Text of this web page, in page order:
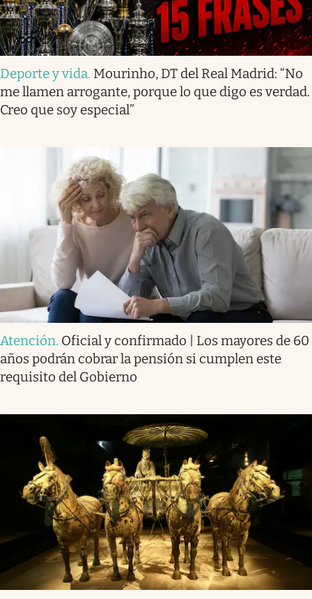
Deporte y vida. Mourinho, DT del Real Madrid: “No
me llamen arrogante, porque lo que digo es verdad.
Creo que soy especial”
Atención. Oficial y confirmado | Los mayores de 60
años podrán cobrar la pensión si cumplen este
requisito del Gobierno